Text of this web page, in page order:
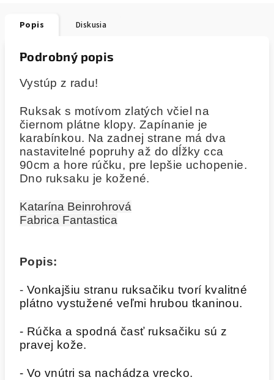
Popis Diskusia
Podrobný popis
Vystúp z radu!
Ruksak s motívom zlatých včiel na
čiernom plátne klopy. Zapínanie je
karabínkou. Na zadnej strane má dva
nastavitelné popruhy až do dĺžky cca
90cm a hore rúčku, pre lepšie uchopenie.
Dno ruksaku je kožené.
Katarína Beinrohrová
Fabrica Fantastica
Popis:
- Vonkajšiu stranu ruksačiku tvorí kvalitné
plátno vystužené veľmi hrubou tkaninou.
- Rúčka a spodná časť ruksačiku sú z
pravej kože.
- Vo vnútri sa nachádza vrecko.